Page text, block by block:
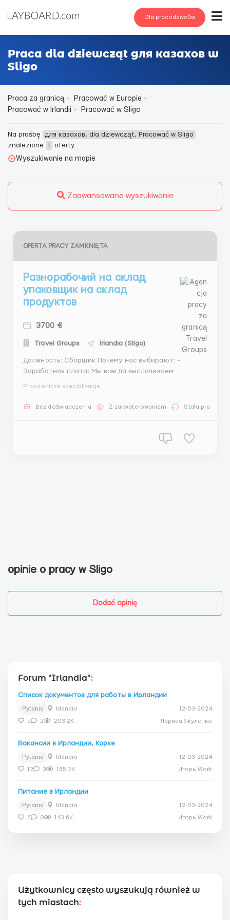
Dla pracodawców
Praca dla dziewcząt для казахов w
Sligo
Praca za granicą
Pracować w Europie
Pracować w Irlandii
Pracować w Sligo
Na prośbę для казахов, dla dziewcząt, Pracować w Sligo
znalezione
1
oferty
Wyszukiwanie na mapie
Zaawansowane wyszukiwanie
OFERTA PRACY ZAMKNIĘTA
Разнорабочий на склад
упаковщик на склад
продуктов
3700 €
Travel Groups Irlandia (Sligo)
Должность: Сборщик Почему нас выбирают: -
Заработная плата: Мы всегда выплачиваем
неделю. - Жилье: Предоставляем жилье при
Pracownicze specjalizacje
Bez doświadczenia Z zakwaterowaniem Stała praca
opinie o pracy w Sligo
Dodać opinię
Forum "Irlandia":
Список документов для работы в Ирландии
Pytania Irlandia 12-03-2024
5 2 203.2K Лариса Якуленко
Вакансии в Ирландии, Корке
Pytania Irlandia 12-03-2024
12 3 185.2K Игорь Work
Питание в Ирландии
Pytania Irlandia 12-03-2024
6 0 143.6K Игорь Work
Użytkownicy często wyszukują również w
tych miastach: